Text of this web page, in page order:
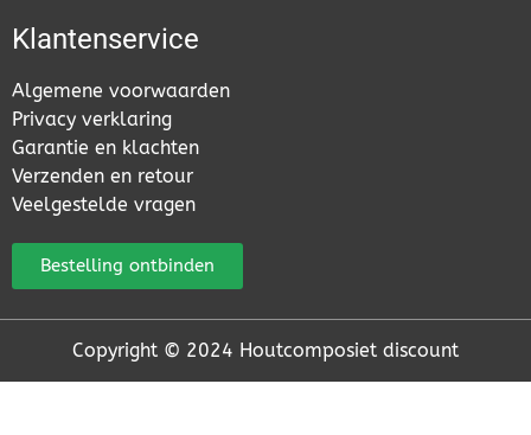
Klantenservice
Algemene voorwaarden
Privacy verklaring
Garantie en klachten
Verzenden en retour
Veelgestelde vragen
Bestelling ontbinden
Copyright © 2024 Houtcomposiet discount